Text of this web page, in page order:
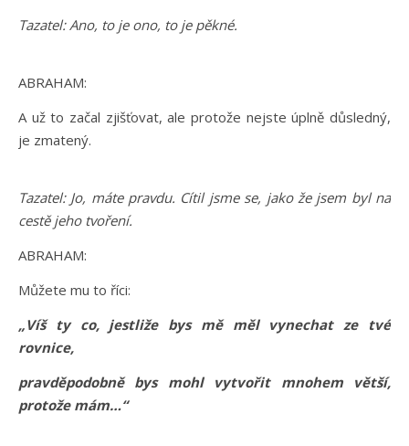
Tazatel: Ano, to je ono, to je pěkné.
ABRAHAM:
A už to začal zjišťovat, ale protože nejste úplně důsledný,
je zmatený.
Tazatel: Jo, máte pravdu. Cítil jsme se, jako že jsem byl na
cestě jeho tvoření.
ABRAHAM:
Můžete mu to říci:
„Víš ty co, jestliže bys mě měl vynechat ze tvé
rovnice,
pravděpodobně bys mohl vytvořit mnohem větší,
protože mám…“